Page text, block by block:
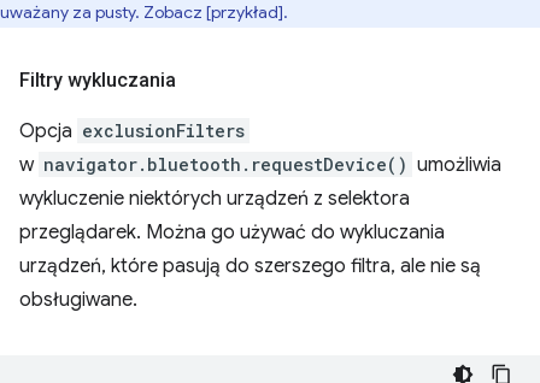
uważany za pusty. Zobacz [przykład].
Filtry wykluczania
Opcja exclusionFilters
w navigator.bluetooth.requestDevice() umożliwia
wykluczenie niektórych urządzeń z selektora
przeglądarek. Można go używać do wykluczania
urządzeń, które pasują do szerszego filtra, ale nie są
obsługiwane.